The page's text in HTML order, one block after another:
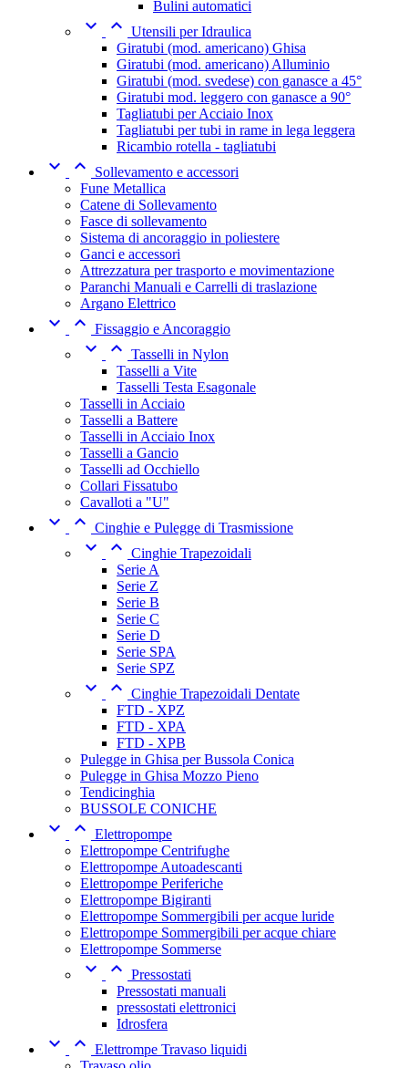
Bulini automatici
  Utensili per Idraulica
Giratubi (mod. americano) Ghisa
Giratubi (mod. americano) Alluminio
Giratubi (mod. svedese) con ganasce a 45°
Giratubi mod. leggero con ganasce a 90°
Tagliatubi per Acciaio Inox
Tagliatubi per tubi in rame in lega leggera
Ricambio rotella - tagliatubi
 
Sollevamento e accessori
Fune Metallica
Catene di Sollevamento
Fasce di sollevamento
Sistema di ancoraggio in poliestere
Ganci e accessori
Attrezzatura per trasporto e movimentazione
Paranchi Manuali e Carrelli di traslazione
Argano Elettrico
  Fissaggio e Ancoraggio
  Tasselli in Nylon
Tasselli a Vite
Tasselli Testa Esagonale
Tasselli in Acciaio
Tasselli a Battere
Tasselli in Acciaio Inox
Tasselli a Gancio
Tasselli ad Occhiello
Collari Fissatubo
Cavalloti a "U"
  Cinghie e Pulegge di Trasmissione
  Cinghie Trapezoidali
Serie A
Serie Z
Serie B
Serie C
Serie D
Serie SPA
Serie SPZ
  Cinghie Trapezoidali Dentate
FTD - XPZ
FTD - XPA
FTD - XPB
Pulegge in Ghisa per Bussola Conica
Pulegge in Ghisa Mozzo Pieno
Tendicinghia
BUSSOLE CONICHE
  Elettropompe
Elettropompe Centrifughe
Elettropompe Autoadescanti
Elettropompe Periferiche
Elettropompe Bigiranti
Elettropompe Sommergibili per acque luride
Elettropompe Sommergibili per acque chiare
Elettropompe Sommerse
  Pressostati
Pressostati manuali
pressostati elettronici
Idrosfera
  Elettrompe Travaso liquidi